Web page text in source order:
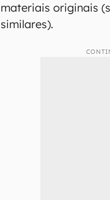
materiais originais
similares).